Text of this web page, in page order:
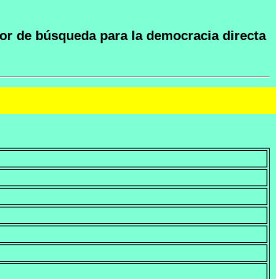
de búsqueda para la democracia directa